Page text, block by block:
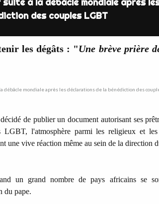
des couples LGBT
les dégâts : "Une brève prière
de publier un document autorisant ses
LGBT, l'atmosphère parmi les religieux et
une vive réaction même au sein de la direction
un grand nombre de pays africains se
du pape.